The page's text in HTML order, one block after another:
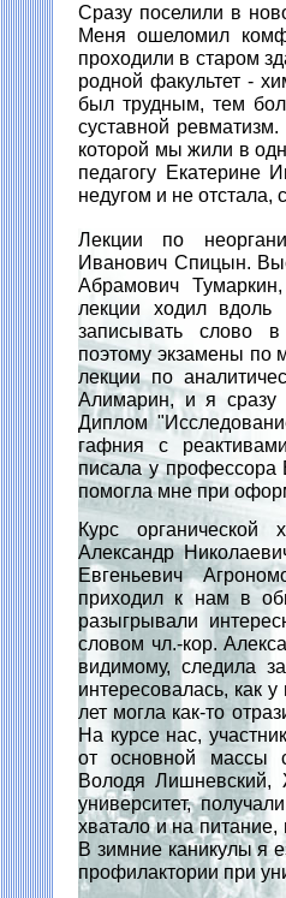
Сразу поселили в
Меня ошеломил
проходили в старом
родной факультет -
был трудным, тем
суставной
которой мы жили в
педагогу Екатерине
недугом и не
Лекции по
Иванович Спицын.
Абрамович
лекции ходил вдоль
записывать слово
поэтому экзамены по
лекции по
Алимарин, и я сразу
Диплом
гафния с
писала у
помогла мне при
Курс органической
Александр
Евгеньевич
приходил к нам в
разыгрывали
словом чл.-кор.
видимому, следила
интересовалась, как
лет могла как-то
На курсе нас,
от основной массы
Володя
университет,
хватало и на
В зимние каникулы я
профилактории при